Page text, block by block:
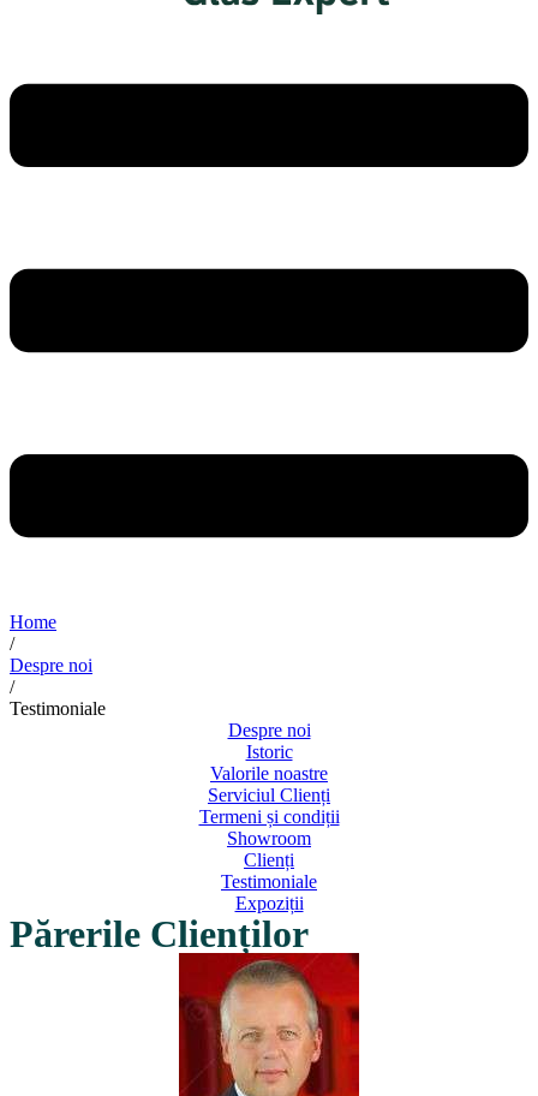
Home
/
Despre noi
/
Testimoniale
Despre noi
Istoric
Valorile noastre
Serviciul Clienți
Termeni și condiții
Showroom
Clienți
Testimoniale
Expoziții
Părerile Clienților